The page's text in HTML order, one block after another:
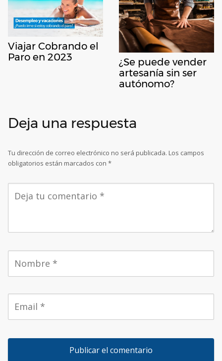
Viajar Cobrando el
Paro en 2023
¿Se puede vender
artesanía sin ser
autónomo?
Deja una respuesta
Tu dirección de correo electrónico no será publicada. Los campos
obligatorios están marcados con *